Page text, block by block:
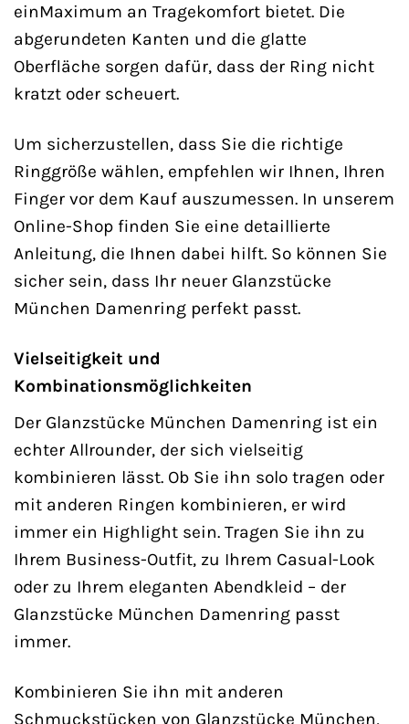
einMaximum an Tragekomfort bietet. Die
abgerundeten Kanten und die glatte
Oberfläche sorgen dafür, dass der Ring nicht
kratzt oder scheuert.
Um sicherzustellen, dass Sie die richtige
Ringgröße wählen, empfehlen wir Ihnen, Ihren
Finger vor dem Kauf auszumessen. In unserem
Online-Shop finden Sie eine detaillierte
Anleitung, die Ihnen dabei hilft. So können Sie
sicher sein, dass Ihr neuer Glanzstücke
München Damenring perfekt passt.
Vielseitigkeit und
Kombinationsmöglichkeiten
Der Glanzstücke München Damenring ist ein
echter Allrounder, der sich vielseitig
kombinieren lässt. Ob Sie ihn solo tragen oder
mit anderen Ringen kombinieren, er wird
immer ein Highlight sein. Tragen Sie ihn zu
Ihrem Business-Outfit, zu Ihrem Casual-Look
oder zu Ihrem eleganten Abendkleid – der
Glanzstücke München Damenring passt
immer.
Kombinieren Sie ihn mit anderen
Schmuckstücken von Glanzstücke München,